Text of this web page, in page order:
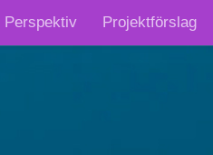
Perspektiv Projektförslag